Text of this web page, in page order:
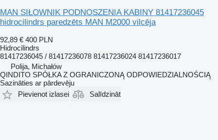
MAN SIŁOWNIK PODNOSZENIA KABINY 81417236045
hidrocilindrs paredzēts MAN M2000 vilcēja
92,89 € 400 PLN
Hidrocilindrs
81417236045 / 81417236078 81417236024 81417236017
Polija, Michałów
QINDITO SPÓŁKA Z OGRANICZONĄ ODPOWIEDZIALNOŚCIĄ
Sazināties ar pārdevēju
Pievienot izlasei
Salīdzināt